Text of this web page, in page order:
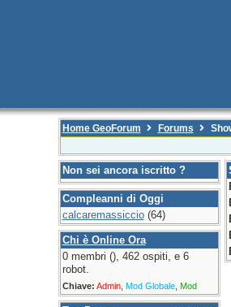
Home GeoForum Forums
Non sei ancora iscritto ?
Compleanni di Oggi
calcaremassiccio(64)
Chi è Online Ora
0 membri (), 462 ospiti, e 6
robot.
Chiave: Admin, Mod Globale, Mod